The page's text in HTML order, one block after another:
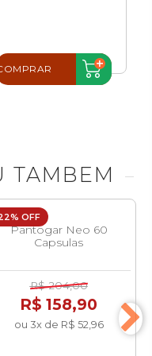
TAMBEM
OFF
Pantogar Neo 60
Capsulas
R$ 204,00
R$ 158,90
ou 3x de R$ 52,96